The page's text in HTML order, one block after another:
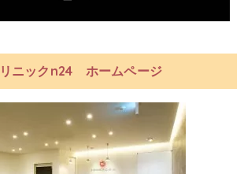
ニックn24 ホームページ